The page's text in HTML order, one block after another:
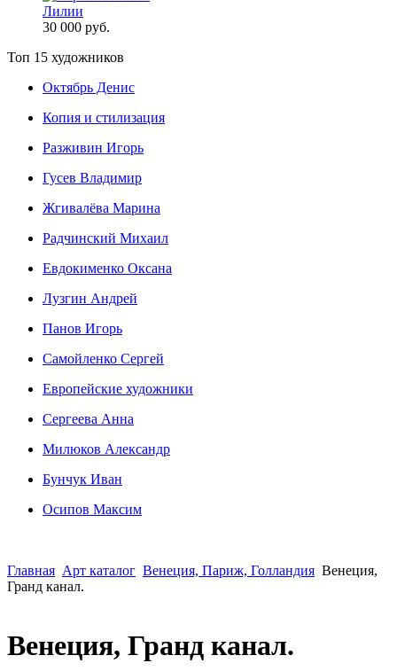
Лилии
30 000 руб.
Топ 15 художников
Октябрь Денис
Копия и стилизация
Разживин Игорь
Гусев Владимир
Жгивалёва Марина
Радчинский Михаил
Евдокименко Оксана
Лузгин Андрей
Панов Игорь
Сaмoйленко Сергей
Европейские художники
Сергеева Анна
Милюков Александр
Бунчук Иван
Осипoв Максим
Главная Арт каталог Венеция, Париж, Голландия Венеция,
Гранд канал.
Венеция, Гранд канал.